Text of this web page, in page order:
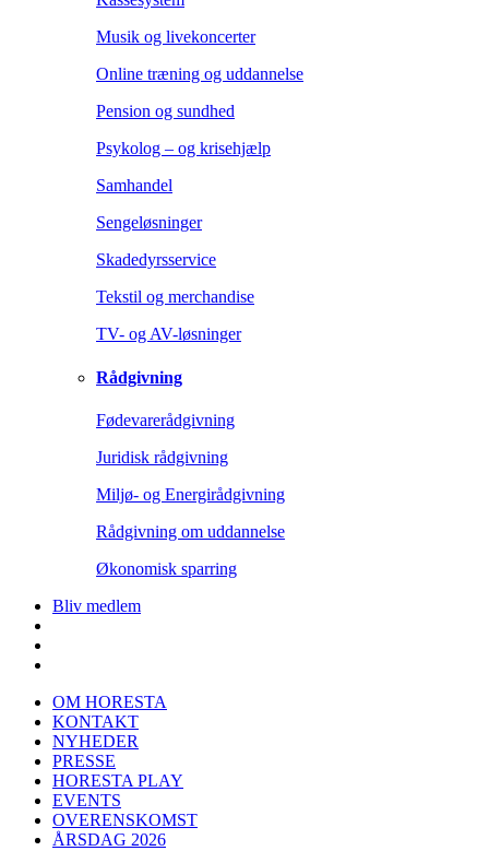
Musik og livekoncerter
Online træning og uddannelse
Pension og sundhed
Psykolog – og krisehjælp
Samhandel
Sengeløsninger
Skadedyrsservice
Tekstil og merchandise
TV- og AV-løsninger
Rådgivning
Fødevarerådgivning
Juridisk rådgivning
Miljø- og Energirådgivning
Rådgivning om uddannelse
Økonomisk sparring
Bliv medlem
OM HORESTA
KONTAKT
NYHEDER
PRESSE
HORESTA PLAY
EVENTS
OVERENSKOMST
ÅRSDAG 2026